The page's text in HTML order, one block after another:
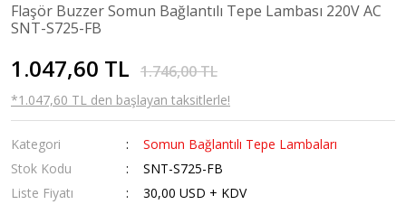
Flaşör Buzzer Somun Bağlantılı Tepe Lambası 220V AC
SNT-S725-FB
1.047,60 TL 1.746,00 TL
*1.047,60 TL den başlayan taksitlerle!
Kategori
Somun Bağlantılı Tepe Lambaları
Stok Kodu
SNT-S725-FB
Liste Fiyatı
30,00 USD + KDV